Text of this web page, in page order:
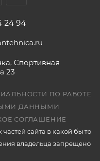
24 94
Спортивная
23
ПО РАБОТЕ
ДАННЫМИ
СОГЛАШЕНИЕ
сайта в какой бы то
владельца запрещено